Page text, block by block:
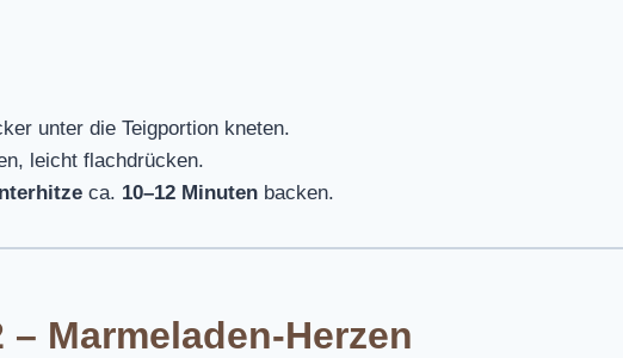
unter die Teigportion kneten.
leicht flachdrücken.
ca. 10–12 Minuten backen.
– Marmeladen-Herzen